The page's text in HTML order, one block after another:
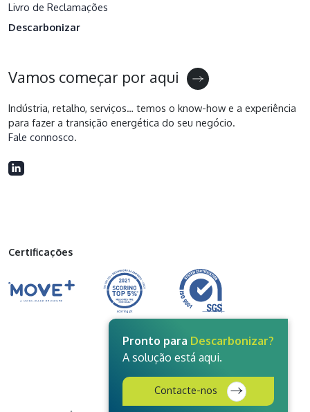
Livro de Reclamações
Descarbonizar
Vamos começar por aqui
Indústria, retalho, serviços… temos o know-how e a experiência
para fazer a transição energética do seu negócio.
Fale connosco.
Certificações
Pronto para Descarbonizar?
A solução está aqui.
Contacte-nos